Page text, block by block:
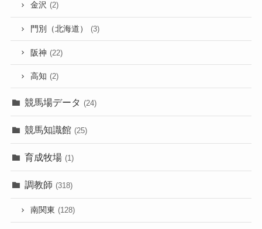
金沢 (2)
門別（北海道） (3)
阪神 (22)
高知 (2)
競馬場データ (24)
競馬知識館 (25)
育成牧場 (1)
調教師 (318)
南関東 (128)